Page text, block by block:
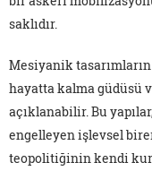
saklıdır.
Mesiyanik
hayatta kalma güdüsü
açıklanabilir. Bu
engelleyen işlevsel
teopolitiğinin kendi